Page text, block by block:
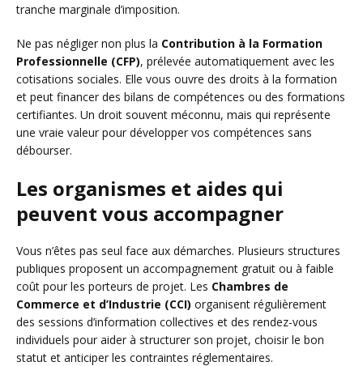
tranche marginale d’imposition.
Ne pas négliger non plus la Contribution à la Formation
Professionnelle (CFP), prélevée automatiquement avec les
cotisations sociales. Elle vous ouvre des droits à la formation
et peut financer des bilans de compétences ou des formations
certifiantes. Un droit souvent méconnu, mais qui représente
une vraie valeur pour développer vos compétences sans
débourser.
Les organismes et aides qui
peuvent vous accompagner
Vous n’êtes pas seul face aux démarches. Plusieurs structures
publiques proposent un accompagnement gratuit ou à faible
coût pour les porteurs de projet. Les Chambres de
Commerce et d’Industrie (CCI) organisent régulièrement
des sessions d’information collectives et des rendez-vous
individuels pour aider à structurer son projet, choisir le bon
statut et anticiper les contraintes réglementaires.